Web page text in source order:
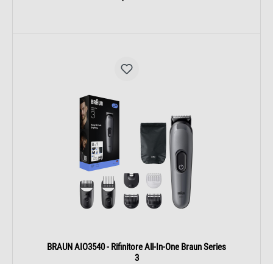
BRAUN AIO3540 - Rifinitore All-In-One Braun Series
3